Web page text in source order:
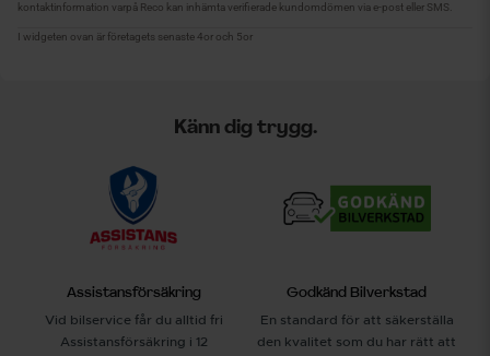
Känn dig trygg.
Assistansförsäkring
Vid bilservice får du alltid fri
Assistansförsäkring i 12
Godkänd Bilverkstad
En standard för att säkerställa
den kvalitet som du har rätt att